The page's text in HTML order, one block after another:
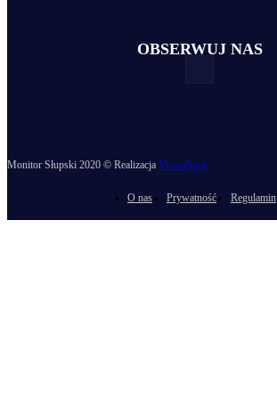
OBSERWUJ NAS
Monitor Słupski 2020 © Realizacja VisionSpot
O nas Prywatność Regulamin